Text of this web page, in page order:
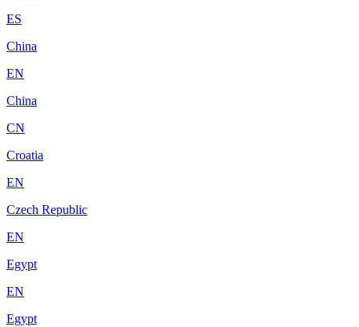
ES
China
EN
China
CN
Croatia
EN
Czech Republic
EN
Egypt
EN
Egypt